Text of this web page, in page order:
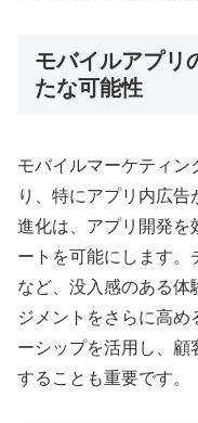
モバイルアプリ
たな可能性
モバイルマーケティン
り、特にアプリ内広
進化は、アプリ開発を
ートを可能にします。
など、没入感のある体
ジメントをさらに高め
ーシップを活用し、顧
することも重要です。